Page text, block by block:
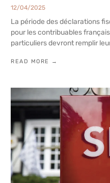
12/04/2025
La période des déclarations
pour les contribuables
particuliers devront remplir
READ MORE →